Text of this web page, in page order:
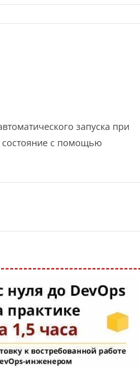
запуска при
состояние с помощью